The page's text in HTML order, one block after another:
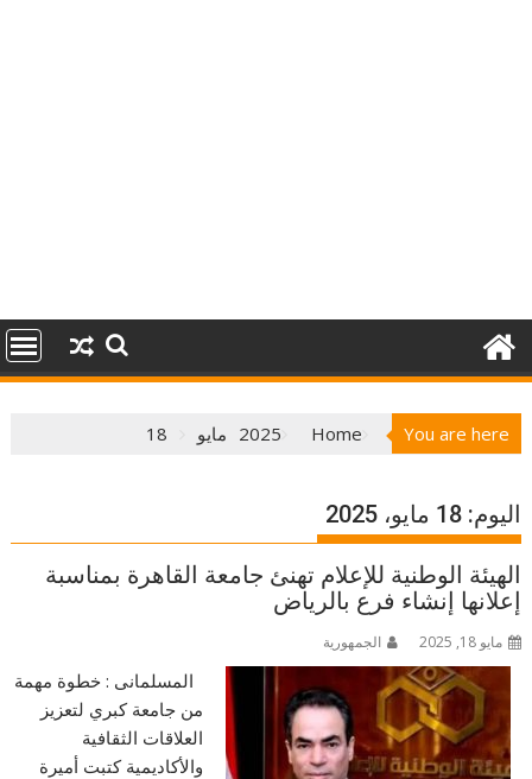
You are here
Home
2025 مايو 18
اليوم:18 مايو، 2025
الهيئة الوطنية للإعلام تهنئ جامعة القاهرة بمناسبة
إعلانها إنشاء فرع بالرياض
مايو 18, 2025 الجمهورية
المسلمانى : خطوة مهمة
من جامعة كبري لتعزيز
العلاقات الثقافية
والأكاديمية كتبت أميرة